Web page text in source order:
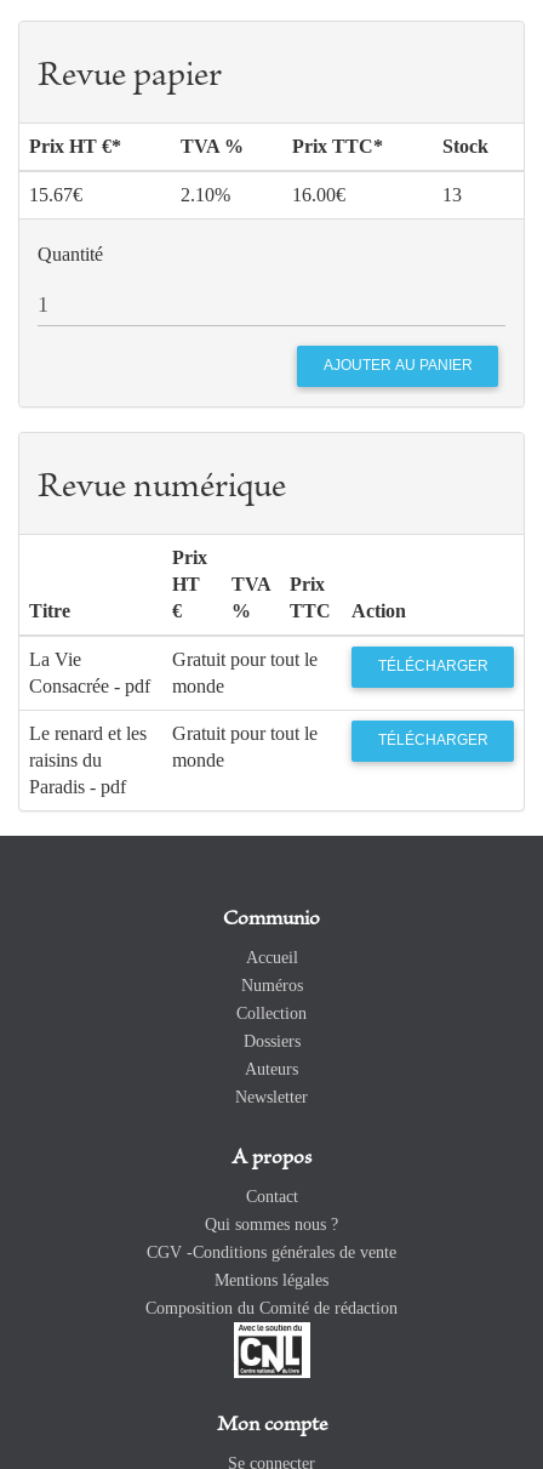
Revue papier
Prix HT €* TVA % Prix TTC* Stock
15.67€ 2.10% 16.00€ 13
Quantité
Revue numérique
Titre
Prix
HT
€
TVA
%
Prix
TTC
Action
La Vie
Consacrée - pdf
Gratuit pour tout le
monde
TÉLÉCHARGER
Le renard et les
raisins du
Paradis - pdf
Gratuit pour tout le
monde
TÉLÉCHARGER
Communio
Accueil
Numéros
Collection
Dossiers
Auteurs
Newsletter
A propos
Contact
Qui sommes nous ?
CGV -Conditions générales de vente
Mentions légales
Composition du Comité de rédaction
Mon compte
Se connecter